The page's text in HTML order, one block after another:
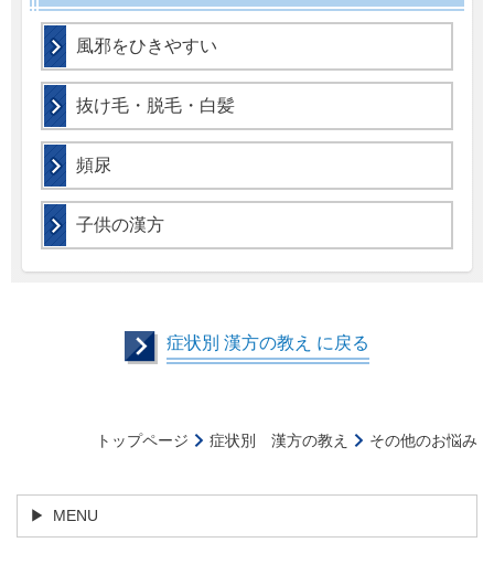
風邪をひきやすい
抜け毛・脱毛・白髪
頻尿
子供の漢方
症状別 漢方の教え に戻る
トップページ 症状別 漢方の教え その他のお悩み
MENU